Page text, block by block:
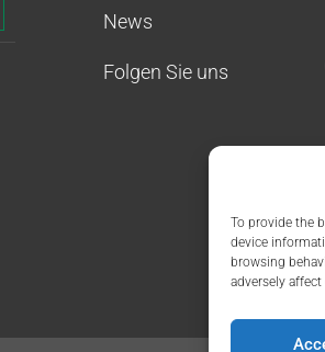
To provide the
device
browsing
adversely
News
Folgen Sie uns